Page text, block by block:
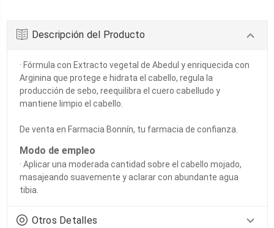
Descripción del Producto
· Fórmula con Extracto vegetal de Abedul y enriquecida con
Arginina que protege e hidrata el cabello, regula la
producción de sebo, reequilibra el cuero cabelludo y
mantiene limpio el cabello​.
De venta en Farmacia Bonnín, tu farmacia de confianza.
Modo de empleo
· Aplicar una moderada cantidad sobre el cabello mojado,
masajeando suavemente y aclarar con abundante agua
tibia.
Otros Detalles